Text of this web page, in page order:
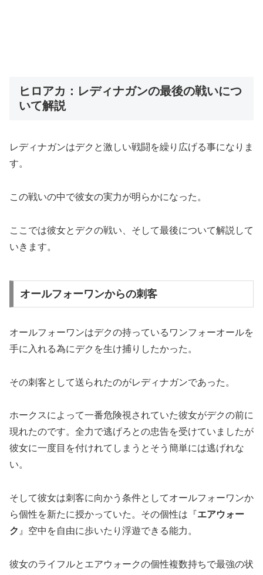
ヒロアカ：レディナガンの最後の戦いにつ
いて解説
レディナガンはデクと激しい戦闘を繰り広げる事になりま
す。
この戦いの中で彼女の実力が明らかになった。
ここでは彼女とデクの戦い、そして最後について解説して
いきます。
オールフォーワンからの刺客
オールフォーワンはデクの持っているワンフォーオールを
手に入れる為にデクを生け捕りしたかった。
その刺客として送られたのがレディナガンであった。
ホークスによって一番危険視されていた彼女がデクの前に
現れたのです。全力で逃げろとの忠告を受けていましたが
彼女に一度目を付けれてしまうとそう簡単には逃げれな
い。
そして彼女は刺客に向かう条件としてオールフォーワンか
ら個性を新たに授かっていた。その個性は『エアウォー
ク 』空中を自由に歩いたり浮遊できる能力。
彼女のライフルとエアウォークの個性複数持ちで最強の状